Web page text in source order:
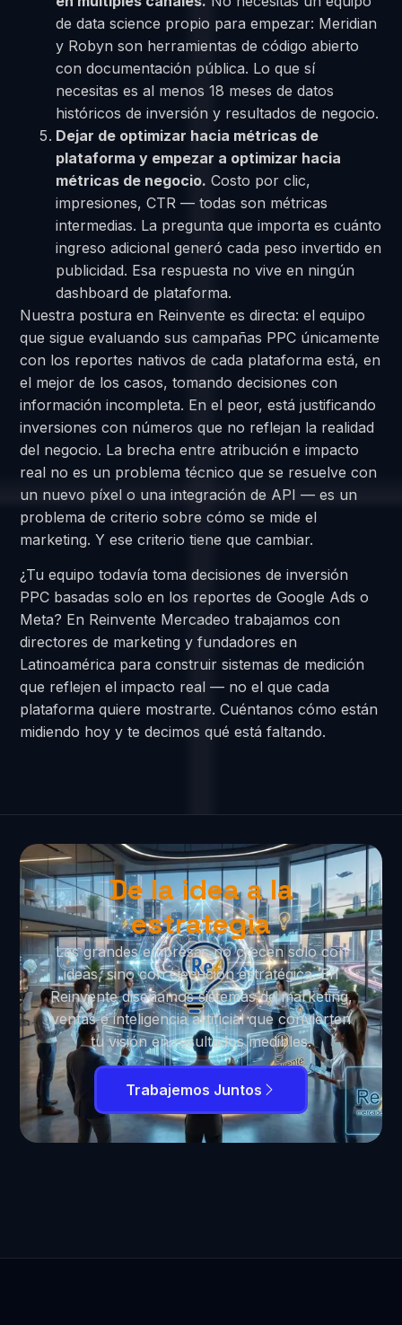
de data science propio para empezar: Meridian
y Robyn son herramientas de código abierto
con documentación pública. Lo que sí
necesitas es al menos 18 meses de datos
históricos de inversión y resultados de negocio.
Dejar de optimizar hacia métricas de
plataforma y empezar a optimizar hacia
métricas de negocio. Costo por clic,
impresiones, CTR — todas son métricas
intermedias. La pregunta que importa es cuánto
ingreso adicional generó cada peso invertido en
publicidad. Esa respuesta no vive en ningún
dashboard de plataforma.
Nuestra postura en Reinvente es directa: el equipo
que sigue evaluando sus campañas PPC únicamente
con los reportes nativos de cada plataforma está, en
el mejor de los casos, tomando decisiones con
información incompleta. En el peor, está justificando
inversiones con números que no reflejan la realidad
del negocio. La brecha entre atribución e impacto
real no es un problema técnico que se resuelve con
un nuevo píxel o una integración de API — es un
problema de criterio sobre cómo se mide el
marketing. Y ese criterio tiene que cambiar.
¿Tu equipo todavía toma decisiones de inversión
PPC basadas solo en los reportes de Google Ads o
Meta? En Reinvente Mercadeo trabajamos con
directores de marketing y fundadores en
Latinoamérica para construir sistemas de medición
que reflejen el impacto real — no el que cada
plataforma quiere mostrarte. Cuéntanos cómo están
midiendo hoy y te decimos qué está faltando.
De la idea a la
estrategia
Las grandes empresas no crecen solo con
ideas, sino con ejecución estratégica. En
Reinvente diseñamos sistemas de marketing,
ventas e inteligencia artificial que convierten
tu visión en resultados medibles.
Trabajemos Juntos